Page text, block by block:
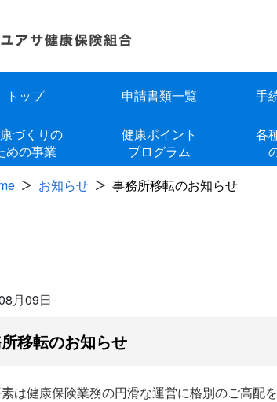
トップ 申請書類一覧 手
づくりの
めの事業
健康ポイント
プログラム
各
お知らせ 事務所移転のお知らせ
月09日
移転のお知らせ
は健康保険業務の円滑な運営に格別のご高配